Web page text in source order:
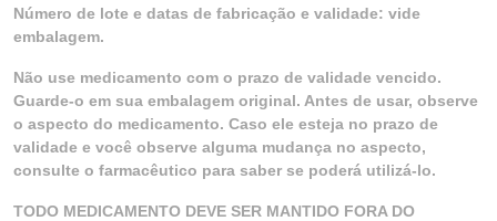
Número de lote e datas de fabricação e validade: vide
embalagem.
Não use medicamento com o prazo de validade vencido.
Guarde-o em sua embalagem original. Antes de usar, observe
o aspecto do medicamento. Caso ele esteja no prazo de
validade e você observe alguma mudança no aspecto,
consulte o farmacêutico para saber se poderá utilizá-lo.
TODO MEDICAMENTO DEVE SER MANTIDO FORA DO